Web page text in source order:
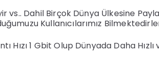
vs.. Dahil Birçok Dünya Ülkesine
Kullanıcılarımız
Hızı 1 Gbit Olup Dünyada Daha